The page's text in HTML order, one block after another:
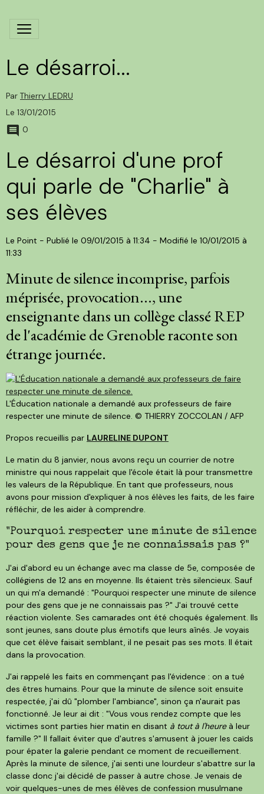
Le désarroi...
Par Thierry LEDRU
Le 13/01/2015
0
Le désarroi d'une prof
qui parle de "Charlie" à
ses élèves
Le Point - Publié le 09/01/2015 à 11:34 - Modifié le 10/01/2015 à
11:33
Minute de silence incomprise, parfois
méprisée, provocation..., une
enseignante dans un collège classé REP
de l'académie de Grenoble raconte son
étrange journée.
L'Éducation nationale a demandé aux professeurs de faire
respecter une minute de silence. © THIERRY ZOCCOLAN / AFP
Propos recueillis par LAURELINE DUPONT
Le matin du 8 janvier, nous avons reçu un courrier de notre
ministre qui nous rappelait que l'école était là pour transmettre
les valeurs de la République. En tant que professeurs, nous
avons pour mission d'expliquer à nos élèves les faits, de les faire
réfléchir, de les aider à comprendre.
"Pourquoi respecter une minute de silence
pour des gens que je ne connaissais pas ?"
J'ai d'abord eu un échange avec ma classe de 5e, composée de
collégiens de 12 ans en moyenne. Ils étaient très silencieux. Sauf
un qui m'a demandé : "Pourquoi respecter une minute de silence
pour des gens que je ne connaissais pas ?" J'ai trouvé cette
réaction violente. Ses camarades ont été choqués également. Ils
sont jeunes, sans doute plus émotifs que leurs aînés. Je voyais
que cet élève faisait semblant, il ne pesait pas ses mots. Il était
dans la provocation.
J'ai rappelé les faits en commençant pas l'évidence : on a tué
des êtres humains. Pour que la minute de silence soit ensuite
respectée, j'ai dû "plomber l'ambiance", sinon ça n'aurait pas
fonctionné. Je leur ai dit : "Vous vous rendez compte que les
victimes sont parties hier matin en disant à tout à l'heureà leur
famille ?" Il fallait éviter que d'autres s'amusent à jouer les caïds
pour épater la galerie pendant ce moment de recueillement.
Après la minute de silence, j'ai senti une lourdeur s'abattre sur la
classe donc j'ai décidé de passer à autre chose. Je venais de
voir quelques-unes de mes élèves de confession musulmane